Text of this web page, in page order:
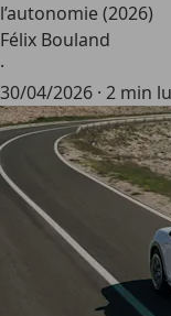
l’autonomie (2026)
Félix Bouland
·
30/04/2026 · 2 min